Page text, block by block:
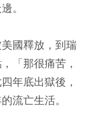
。
國釋放，到瑞
「那很痛苦，
年底出獄後，
流亡生活。